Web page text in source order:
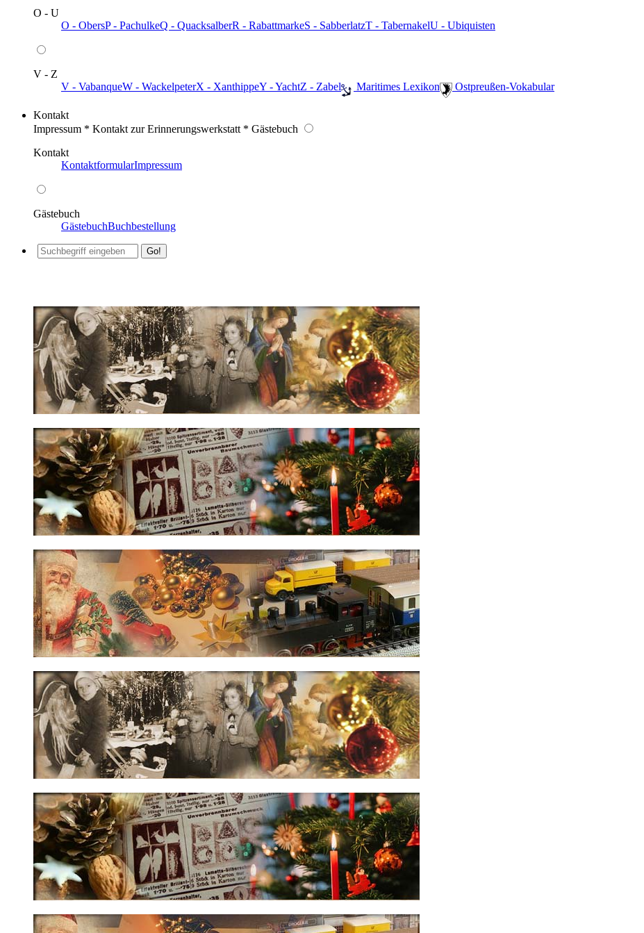
O - U
O - ObersP - PachulkeQ - QuacksalberR - RabattmarkeS - SabberlatzT - TabernakelU - Ubiquisten
V - Z
V - VabanqueW - WackelpeterX - XanthippeY - YachtZ - Zabel ️ Maritimes Lexikon ️ Ostpreußen-Vokabular
Kontakt
Impressum * Kontakt zur Erinnerungswerkstatt * Gästebuch
Kontakt
KontaktformularImpressum
Gästebuch
GästebuchBuchbestellung